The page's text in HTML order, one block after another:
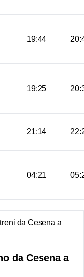
19:44
19:25
21:14
04:21
da Cesena a
da Cesena a